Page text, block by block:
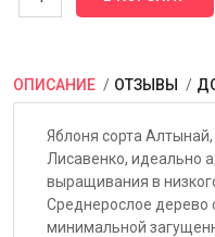
ОПИСАНИЕ ОТЗЫВЫ
Яблоня сорта
Лисавенко, идеально
выращивания в
Среднерослое дерево
минимальной